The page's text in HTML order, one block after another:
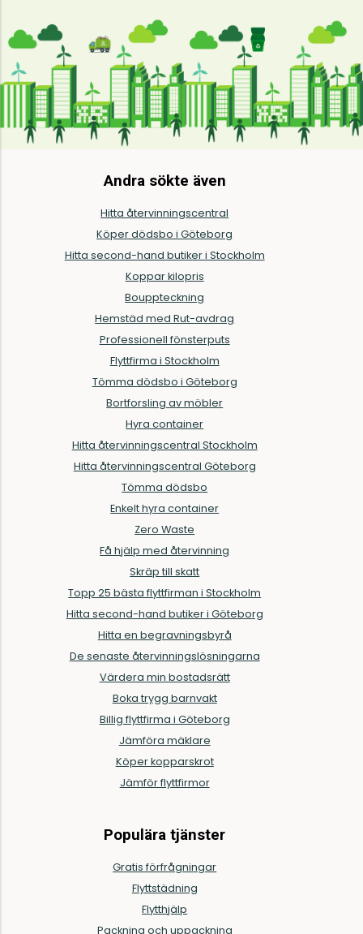
Andra sökte även
Hitta återvinningscentral
Köper dödsbo i Göteborg
Hitta second-hand butiker i Stockholm
Koppar kilopris
Bouppteckning
Hemstäd med Rut-avdrag
Professionell fönsterputs
Flyttfirma i Stockholm
Tömma dödsbo i Göteborg
Bortforsling av möbler
Hyra container
Hitta återvinningscentral Stockholm
Hitta återvinningscentral Göteborg
Tömma dödsbo
Enkelt hyra container
Zero Waste
Få hjälp med återvinning
Skräp till skatt
Topp 25 bästa flyttfirman i Stockholm
Hitta second-hand butiker i Göteborg
Hitta en begravningsbyrå
De senaste återvinningslösningarna
Värdera min bostadsrätt
Boka trygg barnvakt
Billig flyttfirma i Göteborg
Jämföra mäklare
Köper kopparskrot
Jämför flyttfirmor
Populära tjänster
Gratis förfrågningar
Flyttstädning
Flytthjälp
Packning och uppackning